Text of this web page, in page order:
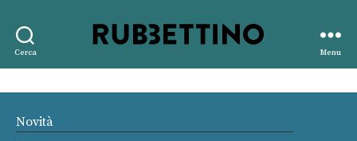
Cerca
editore
Menu
Novità